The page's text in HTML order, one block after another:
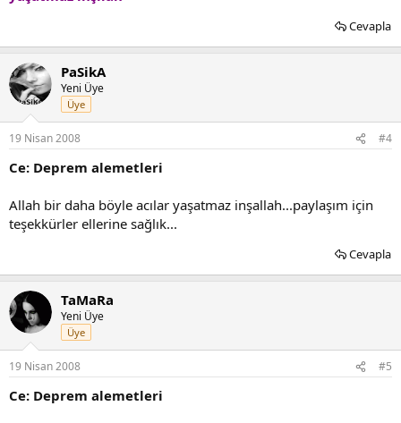
Cevapla
PaSikA
Yeni Üye
Üye
19 Nisan 2008 #4
Ce: Deprem alemetleri
Allah bir daha böyle acılar yaşatmaz inşallah...paylaşım için
teşekkürler ellerine sağlık...
Cevapla
TaMaRa
Yeni Üye
Üye
19 Nisan 2008 #5
Ce: Deprem alemetleri